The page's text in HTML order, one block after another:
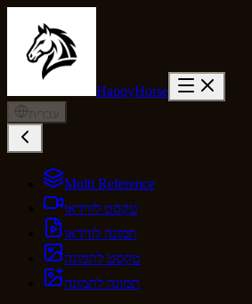
HappyHorse
Multi Reference
טקסט לווידאו
תמונה לווידאו
טקסט לתמונה
תמונה לתמונה